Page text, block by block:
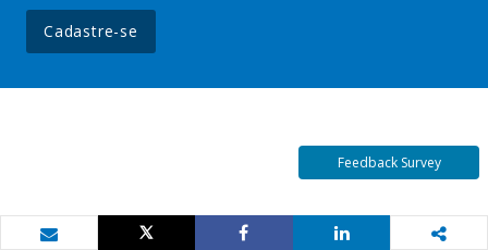
Cadastre-se
Feedback Survey